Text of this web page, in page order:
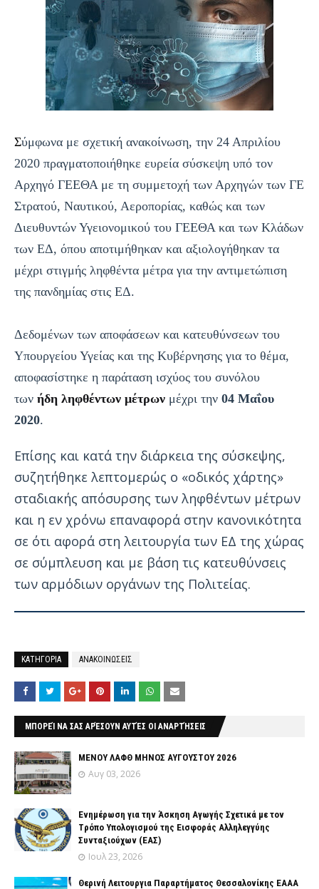
Σύμφωνα με σχετική ανακοίνωση, την 24 Απριλίου
2020 πραγματοποιήθηκε ευρεία σύσκεψη υπό τον
Αρχηγό ΓΕΕΘΑ με τη συμμετοχή των Αρχηγών των ΓΕ
Στρατού, Ναυτικού, Αεροπορίας, καθώς και των
Διευθυντών Υγειονομικού του ΓΕΕΘΑ και των Κλάδων
των ΕΔ, όπου αποτιμήθηκαν και αξιολογήθηκαν τα
μέχρι στιγμής ληφθέντα μέτρα για την αντιμετώπιση
της πανδημίας στις ΕΔ.
Δεδομένων των αποφάσεων και κατευθύνσεων του
Υπουργείου Υγείας και της Κυβέρνησης για το θέμα,
αποφασίστηκε η παράταση ισχύος του συνόλου
των ήδη ληφθέντων μέτρων μέχρι την 04 Μαΐου
2020.
Επίσης και κατά την διάρκεια της σύσκεψης,
συζητήθηκε λεπτομερώς ο «οδικός χάρτης»
σταδιακής απόσυρσης των ληφθέντων μέτρων
και η εν χρόνω επαναφορά στην κανονικότητα
σε ότι αφορά στη λειτουργία των ΕΔ της χώρας
σε σύμπλευση και με βάση τις κατευθύνσεις
των αρμόδιων οργάνων της Πολιτείας.
ΚΑΤΗΓΟΡΙΑ ΑΝΑΚΟΙΝΩΣΕΙΣ
ΜΠΟΡΕΊ ΝΑ ΣΑΣ ΑΡΈΣΟΥΝ ΑΥΤΈΣ ΟΙ ΑΝΑΡΤΉΣΕΙΣ
ΜΕΝΟΥ ΛΑΦΘ ΜΗΝΟΣ ΑΥΓΟΥΣΤΟΥ 2026
Αυγ 03, 2026
Ενημέρωση για την Άσκηση Αγωγής Σχετικά με τον
Tρόπο Yπολογισμού της Εισφοράς Αλληλεγγύης
Συνταξιούχων (ΕΑΣ)
Ιουλ 23, 2026
Θερινή Λειτουργια Παραρτήματος Θεσσαλονίκης ΕΑΑΑ